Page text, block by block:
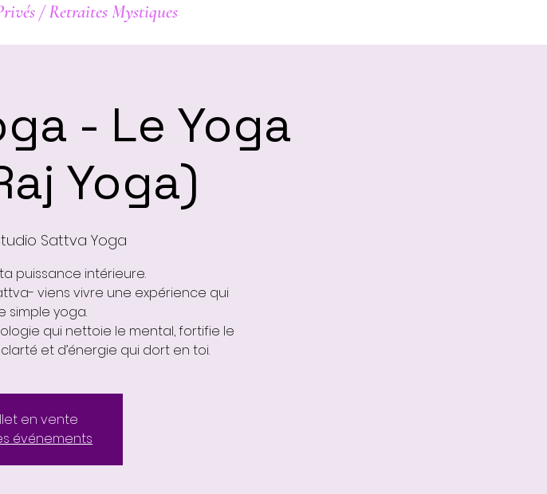
/ Retraites Mystiques
- Le Yoga
Yoga)
Sattva Yoga
puissance intérieure.
viens vivre une expérience qui
simple yoga.
qui nettoie le mental, fortifie le
et d’énergie qui dort en toi.
en vente
événements